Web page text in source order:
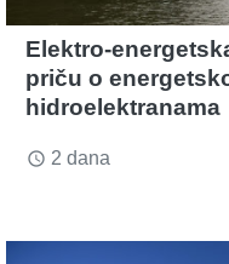
Elektro-
priču o
hidroelektranama
access_time 2 dana